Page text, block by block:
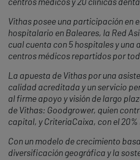
centros médicos y 20 clínicas
Vithas posee una participación en
hospitalario en Baleares, la Red
cual cuenta con 5 hospitales y una
centros médicos repartidos por
La apuesta de Vithas por una
calidad acreditada y un servicio
al firme apoyo y visión de largo
de Vithas: Goodgrower, quien
capital, y CriteriaCaixa, con el 20%
Con un modelo de crecimiento
diversificación geográfica y la